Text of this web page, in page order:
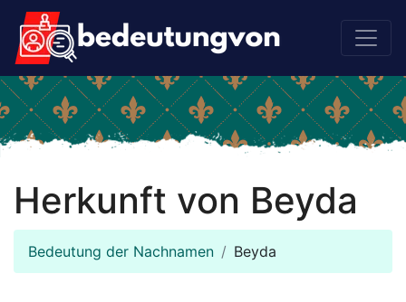
Herkunft von Beyda
Bedeutung der Nachnamen Beyda